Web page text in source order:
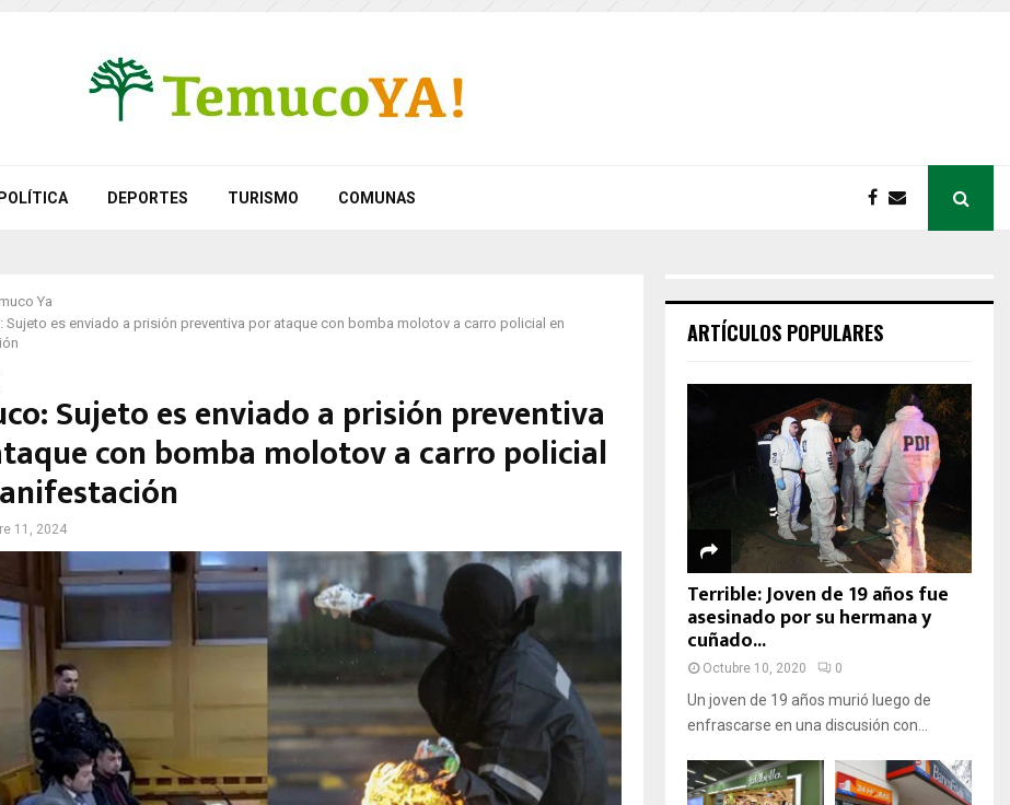
POLÍTICA DEPORTES TURISMO COMUNAS
Ya
Sujeto es enviado a prisión preventiva por ataque con bomba molotov a carro policial en
Sujeto es enviado a prisión preventiva
con bomba molotov a carro policial
11, 2024
ARTÍCULOS POPULARES
Terrible: Joven de 19 años fue
asesinado por su hermana y
cuñado...
Octubre 10, 2020 0
Un joven de 19 años murió luego de
enfrascarse en una discusión con...